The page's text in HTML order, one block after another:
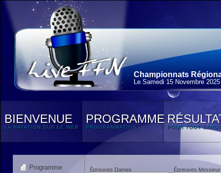
Championnats
Le Samedi 15 Novembre 2025
BIENVENUE
LA NATATION SUR LE WEB
PROGRAMME
PROGRAMMATION POUR TOUT
Programme Épreuves Dames Épreuves